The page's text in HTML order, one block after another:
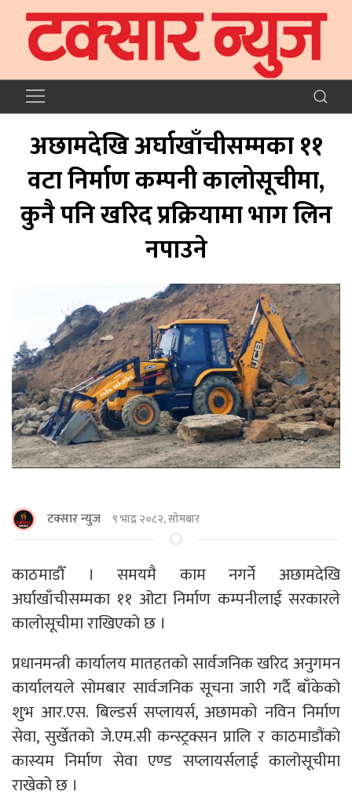
अछामदेखि अर्घाखाँचीसम्मका ११
वटा निर्माण कम्पनी कालोसूचीमा,
कुनै पनि खरिद प्रक्रियामा भाग लिन
नपाउने
टक्सार न्युज ९ भाद्र २०८२, सोमबार
काठमाडाैँ । समयमै काम नगर्ने अछामदेखि
अर्घाखाँचीसम्मका ११ ओटा निर्माण कम्पनीलाई सरकारले
कालोसूचीमा राखिएको छ ।
प्रधानमन्त्री कार्यालय मातहतको सार्वजनिक खरिद अनुगमन
कार्यालयले सोमबार सार्वजनिक सूचना जारी गर्दै बाँकेको
शुभ आर.एस. बिल्डर्स सप्लायर्स, अछामको नविन निर्माण
सेवा, सुर्खेतको जे.एम.सी कन्स्ट्रक्सन प्रालि र काठमाडौंको
कास्यम निर्माण सेवा एण्ड सप्लायर्सलाई कालोसूचीमा
राखेको छ ।